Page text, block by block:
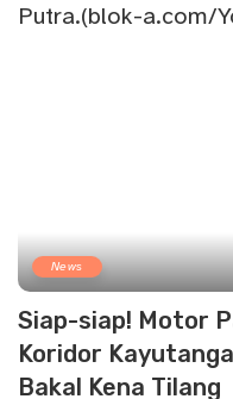
News
Siap-siap! Motor
Koridor
Bakal Kena Tilang